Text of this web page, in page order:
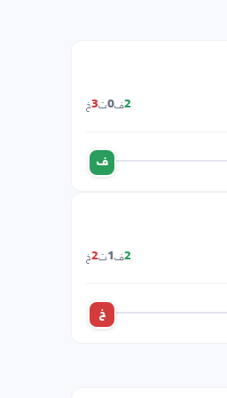
2ف0ت3خ
ف
2ف 1ت2خ
خ